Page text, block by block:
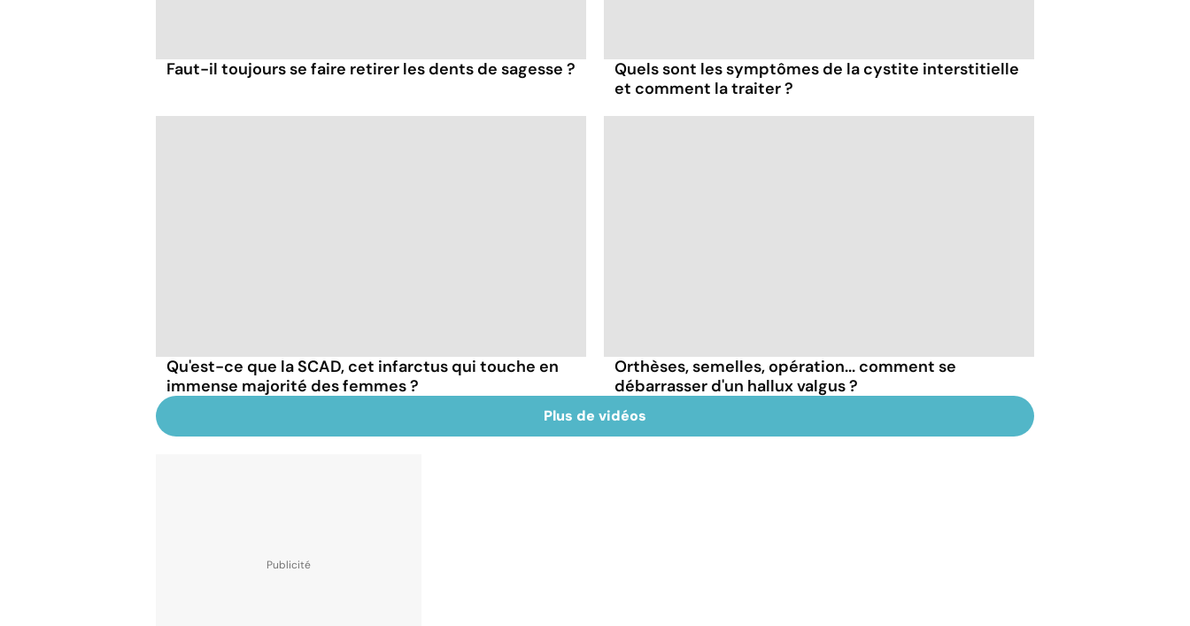
Faut-il toujours se faire retirer les dents de sagesse ?
Quels sont les symptômes de la cystite interstitielle
et comment la traiter ?
Qu'est-ce que la SCAD, cet infarctus qui touche en
immense majorité des femmes ?
Orthèses, semelles, opération... comment se
débarrasser d'un hallux valgus ?
Plus de vidéos